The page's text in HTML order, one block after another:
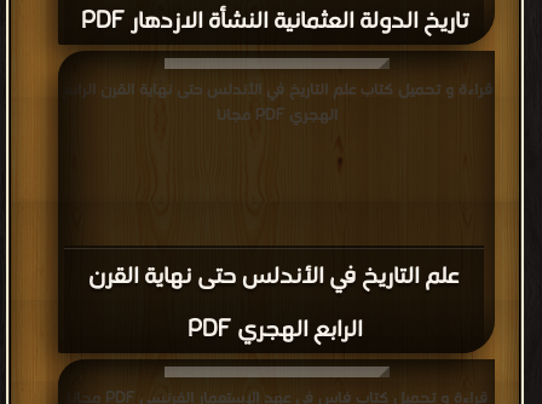
تاريخ الدولة العثمانية النشأة الازدهار PDF
علم التاريخ في الأندلس حتى نهاية القرن
الرابع الهجري PDF
قراءة و تحميل كتاب علم التاريخ في الأندلس حتى نهاية القرن الرابع
الهجري PDF مجانا